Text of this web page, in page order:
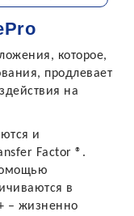
которое,
продлевает
на
и
Factor ®.
в
– жизненно